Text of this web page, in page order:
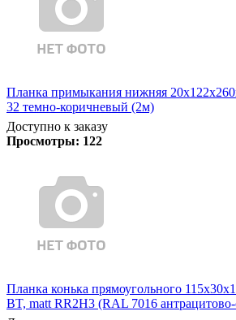
Планка примыкания нижняя
32 темно-коричневый (2м)
Доступно к заказу
Просмотры: 122
Планка конька прямоугольного
BT, matt RR2Н3 (RAL 7016 антрацитово-